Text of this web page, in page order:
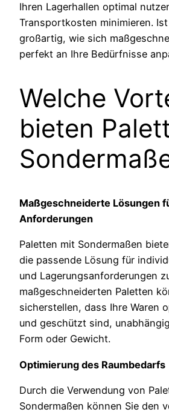
Ihren Lagerhallen optimal
Transportkosten minimieren.
großartig, wie sich
perfekt an Ihre Bedürfnisse
Welche
bieten
Maßgeschneiderte Lösungen
Anforderungen
Paletten mit Sondermaßen
die passende Lösung für
und Lagerungsanforderungen
maßgeschneiderten Paletten
sicherstellen, dass Ihre Waren
und geschützt sind,
Form oder Gewicht.
Optimierung des Raumbedarfs
Durch die Verwendung von
Sondermaßen können Sie den